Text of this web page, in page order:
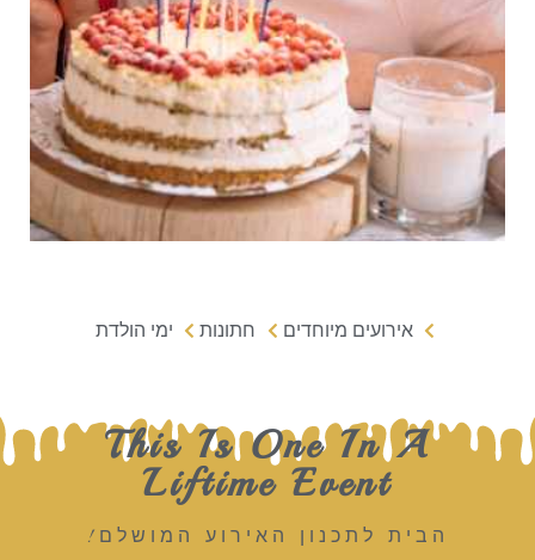
אירועים מיוחדים חתונות ימי הולדת
This Is One In A
Liftime Event
הבית לתכנון האירוע המושלם!